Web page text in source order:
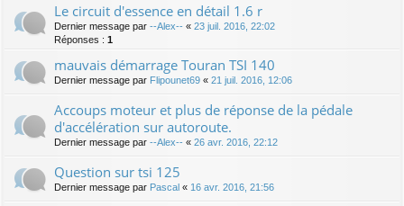
Le circuit d'essence en détail 1.6 r
Dernier message par --Alex-- « 23 juil. 2016, 22:02
Réponses : 1
mauvais démarrage Touran TSI 140
Dernier message par Flipounet69 « 21 juil. 2016, 12:06
Accoups moteur et plus de réponse de la pédale
d'accélération sur autoroute.
Dernier message par --Alex-- « 26 avr. 2016, 22:12
Question sur tsi 125
Dernier message par Pascal « 16 avr. 2016, 21:56